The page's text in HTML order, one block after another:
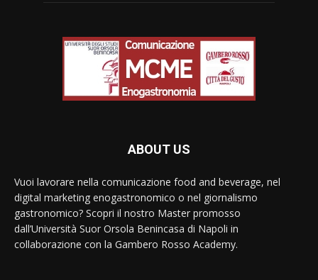
ABOUT US
Vuoi lavorare nella comunicazione food and beverage, nel
digital marketing enogastronomico o nel giornalismo
gastronomico? Scopri il nostro Master promosso
dall’Università Suor Orsola Benincasa di Napoli in
collaborazione con la Gambero Rosso Academy.